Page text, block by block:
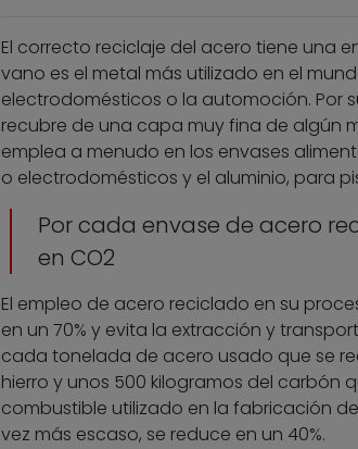
El correcto reciclaje del acero tiene una
vano es el metal más utilizado en el
electrodomésticos o la automoción. Por
recubre de una capa muy fina de algún
emplea a menudo en los envases
o electrodomésticos y el aluminio, para
Por cada envase de acero
en CO2
El empleo de acero reciclado en su
en un 70% y evita la extracción y
cada tonelada de acero usado que se
hierro y unos 500 kilogramos del carbón
combustible utilizado en la fabricación
vez más escaso, se reduce en un 40%.